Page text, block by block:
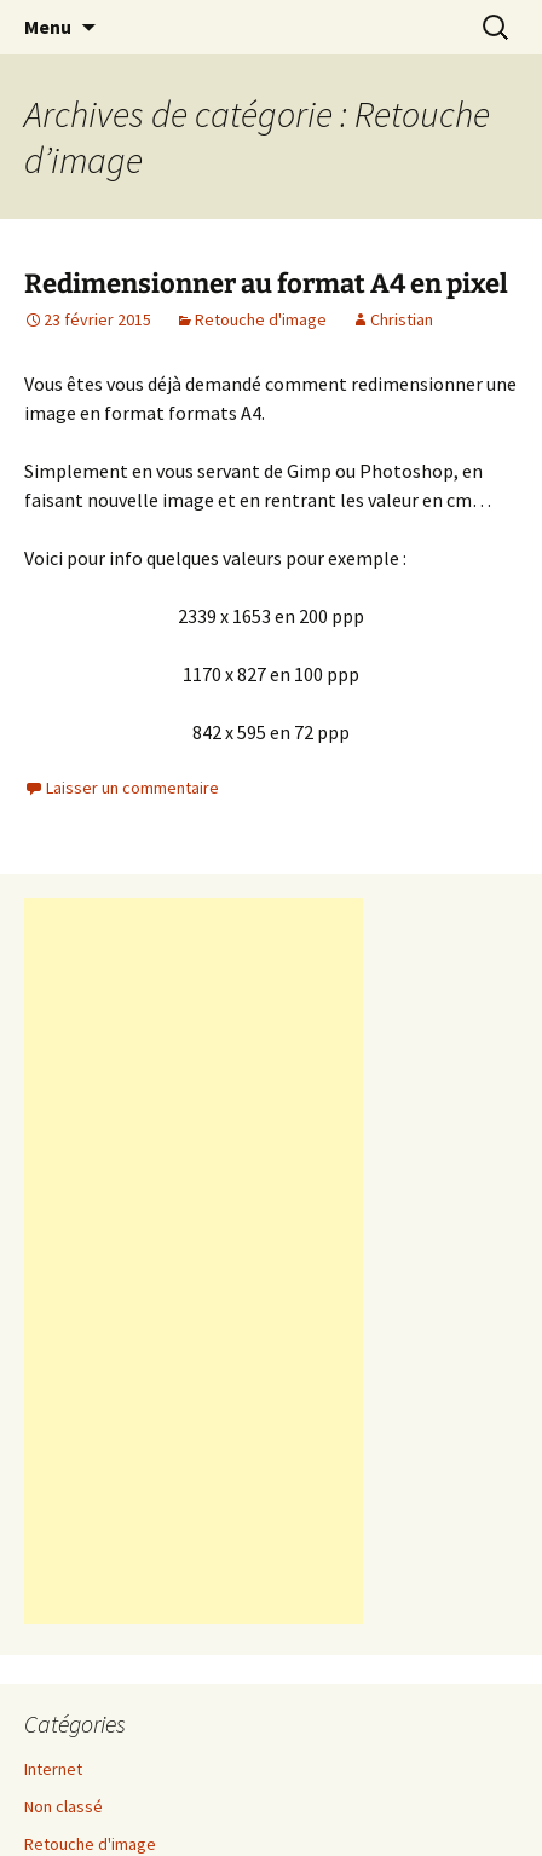
Christian Pc
Cours Dépannages informatique
Interventions rapides création de sites
internet
Menu
Archives de catégorie : Retouche
d’image
Redimensionner au format A4 en pixel
23 février 2015 Retouche d'image Christian
Vous êtes vous déjà demandé comment redimensionner une
image en format formats A4.
Simplement en vous servant de Gimp ou Photoshop, en
faisant nouvelle image et en rentrant les valeur en cm…
Voici pour info quelques valeurs pour exemple :
2339 x 1653 en 200 ppp
1170 x 827 en 100 ppp
842 x 595 en 72 ppp
Laisser un commentaire
Catégories
Internet
Non classé
Retouche d'image